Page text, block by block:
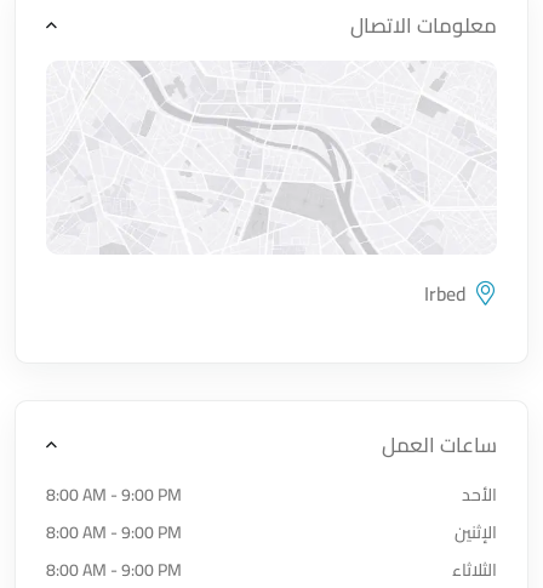
معلومات الاتصال
Irbed
ساعات العمل
الأحد
8:00 AM - 9:00 PM
الإثنين
8:00 AM - 9:00 PM
الثلاثاء
8:00 AM - 9:00 PM